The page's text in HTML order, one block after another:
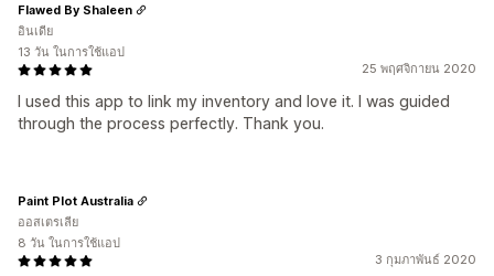
25 พฤศจิกายน 2020
I used this app to link my inventory and love it. I was guided
through the process perfectly. Thank you.
Flawed By Shaleen
อินเดีย
13 วัน ในการใช้แอป
3 กุมภาพันธ์ 2020
Paint Plot Australia
ออสเตรเลีย
8 วัน ในการใช้แอป